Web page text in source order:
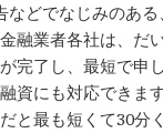
などでなじみのあ
融業者各社は、だ
完了し、最短で申
資にも対応できま
と最も短くて30分